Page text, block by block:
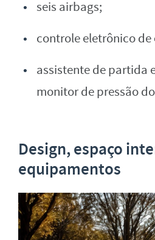
seis airbags;
controle eletrônico
assistente de partida
monitor de pressão
Design, espaço
equipamentos